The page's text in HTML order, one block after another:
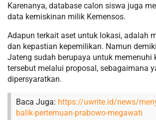
Karenanya, database calon siswa juga
data kemiskinan milik Kemensos.
Adapun terkait aset untuk lokasi, adalah
dan kepastian kepemilikan. Namun
Jateng sudah berupaya untuk memenuhi
tersebut melalui proposal, sebagaimana
dipersyaratkan.
Baca Juga: https://uwrite.id/news/
balik-pertemuan-prabowo-megawati